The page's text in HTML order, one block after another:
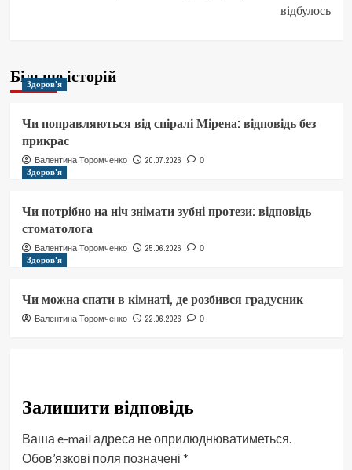
відбулось
Більше історій
Здоров'я
Чи поправляються від спіралі Мірена: відповідь без
прикрас
Валентина Торомченко 20.07.2026 0
Здоров'я
Чи потрібно на ніч знімати зубні протези: відповідь
стоматолога
Валентина Торомченко 25.06.2026 0
Здоров'я
Чи можна спати в кімнаті, де розбився градусник
Валентина Торомченко 22.06.2026 0
Залишити відповідь
Ваша e-mail адреса не оприлюднюватиметься.
Обов’язкові поля позначені *